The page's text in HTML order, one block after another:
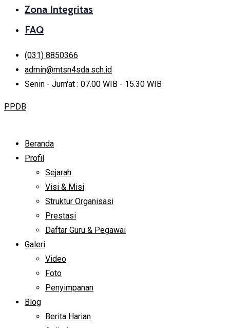
Zona Integritas
FAQ
(031) 8850366
admin@mtsn4sda.sch.id
Senin - Jum'at : 07.00 WIB - 15.30 WIB
PPDB
Beranda
Profil
Sejarah
Visi & Misi
Struktur Organisasi
Prestasi
Daftar Guru & Pegawai
Galeri
Video
Foto
Penyimpanan
Blog
Berita Harian